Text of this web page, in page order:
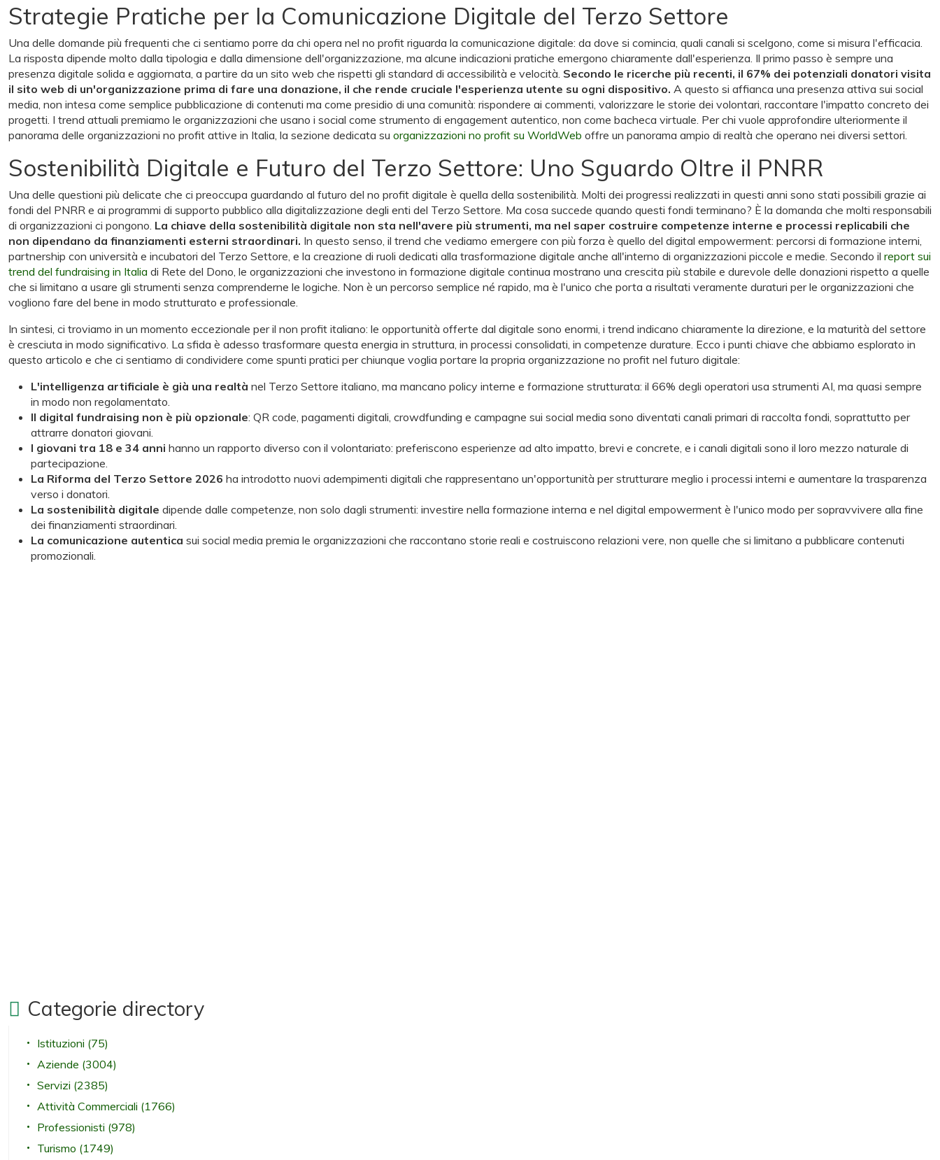
Strategie Pratiche per la Comunicazione Digitale del Terzo Settore
Una delle domande più frequenti che ci sentiamo porre da chi opera nel no profit riguarda la comunicazione digitale: da dove si comincia, quali canali si scelgono, come si misura l'efficacia.
La risposta dipende molto dalla tipologia e dalla dimensione dell'organizzazione, ma alcune indicazioni pratiche emergono chiaramente dall'esperienza. Il primo passo è sempre una
presenza digitale solida e aggiornata, a partire da un sito web che rispetti gli standard di accessibilità e velocità. Secondo le ricerche più recenti, il 67% dei potenziali donatori visita
il sito web di un'organizzazione prima di fare una donazione, il che rende cruciale l'esperienza utente su ogni dispositivo. A questo si affianca una presenza attiva sui social
media, non intesa come semplice pubblicazione di contenuti ma come presidio di una comunità: rispondere ai commenti, valorizzare le storie dei volontari, raccontare l'impatto concreto dei
progetti. I trend attuali premiamo le organizzazioni che usano i social come strumento di engagement autentico, non come bacheca virtuale. Per chi vuole approfondire ulteriormente il
panorama delle organizzazioni no profit attive in Italia, la sezione dedicata su organizzazioni no profit su WorldWeb offre un panorama ampio di realtà che operano nei diversi settori.
Sostenibilità Digitale e Futuro del Terzo Settore: Uno Sguardo Oltre il PNRR
Una delle questioni più delicate che ci preoccupa guardando al futuro del no profit digitale è quella della sostenibilità. Molti dei progressi realizzati in questi anni sono stati possibili grazie ai
fondi del PNRR e ai programmi di supporto pubblico alla digitalizzazione degli enti del Terzo Settore. Ma cosa succede quando questi fondi terminano? È la domanda che molti responsabili
di organizzazioni ci pongono. La chiave della sostenibilità digitale non sta nell'avere più strumenti, ma nel saper costruire competenze interne e processi replicabili che
non dipendano da finanziamenti esterni straordinari. In questo senso, il trend che vediamo emergere con più forza è quello del digital empowerment: percorsi di formazione interni,
partnership con università e incubatori del Terzo Settore, e la creazione di ruoli dedicati alla trasformazione digitale anche all'interno di organizzazioni piccole e medie. Secondo il report sui
trend del fundraising in Italia di Rete del Dono, le organizzazioni che investono in formazione digitale continua mostrano una crescita più stabile e durevole delle donazioni rispetto a quelle
che si limitano a usare gli strumenti senza comprenderne le logiche. Non è un percorso semplice né rapido, ma è l'unico che porta a risultati veramente duraturi per le organizzazioni che
vogliono fare del bene in modo strutturato e professionale.
In sintesi, ci troviamo in un momento eccezionale per il non profit italiano: le opportunità offerte dal digitale sono enormi, i trend indicano chiaramente la direzione, e la maturità del settore
è cresciuta in modo significativo. La sfida è adesso trasformare questa energia in struttura, in processi consolidati, in competenze durature. Ecco i punti chiave che abbiamo esplorato in
questo articolo e che ci sentiamo di condividere come spunti pratici per chiunque voglia portare la propria organizzazione no profit nel futuro digitale:
L'intelligenza artificiale è già una realtà nel Terzo Settore italiano, ma mancano policy interne e formazione strutturata: il 66% degli operatori usa strumenti AI, ma quasi sempre
in modo non regolamentato.
Il digital fundraising non è più opzionale: QR code, pagamenti digitali, crowdfunding e campagne sui social media sono diventati canali primari di raccolta fondi, soprattutto per
attrarre donatori giovani.
I giovani tra 18 e 34 anni hanno un rapporto diverso con il volontariato: preferiscono esperienze ad alto impatto, brevi e concrete, e i canali digitali sono il loro mezzo naturale di
partecipazione.
La Riforma del Terzo Settore 2026 ha introdotto nuovi adempimenti digitali che rappresentano un'opportunità per strutturare meglio i processi interni e aumentare la trasparenza
verso i donatori.
La sostenibilità digitale dipende dalle competenze, non solo dagli strumenti: investire nella formazione interna e nel digital empowerment è l'unico modo per sopravvivere alla fine
dei finanziamenti straordinari.
La comunicazione autentica sui social media premia le organizzazioni che raccontano storie reali e costruiscono relazioni vere, non quelle che si limitano a pubblicare contenuti
promozionali.
Categorie directory
Istituzioni (75)
Aziende (3004)
Servizi (2385)
Attività Commerciali (1766)
Professionisti (978)
Turismo (1749)